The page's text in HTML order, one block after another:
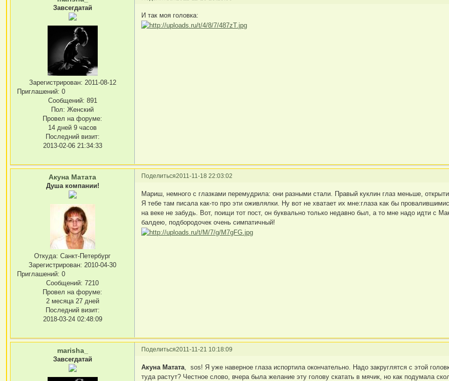
Завсегдатай
Зарегистрирован: 2011-08-12
Приглашений: 0
Сообщений: 891
Пол: Женский
Провел на форуме:
14 дней 9 часов
Последний визит:
2013-02-06 21:34:33
И так моя головка:
Поделиться2011-11-18 22:03:02
Акуна Матата
Душа компании!
Откуда: Санкт-Петербург
Зарегистрирован: 2010-04-30
Приглашений: 0
Сообщений: 7210
Провел на форуме:
2 месяца 27 дней
Последний визит:
2018-03-24 02:48:09
Мариш, немного с глазками перемудрила: они разными стали. Правый куклин глаз меньше,
Я тебе там писала как-то про эти оживлялки. Ну вот не хватает их мне:глаза как бы
на веке не забудь. Вот, поищи тот пост, он буквально только недавно был, а то мне надо идти с
балдею, подбородочек очень симпатичный!
Поделиться2011-11-21 10:18:09
marisha_
Завсегдатай
Акуна Матата , sos! Я уже наверное глаза испортила окончательно. Надо закруглятся с этой
туда растут? Честное слово, вчера была желание эту голову скатать в мячик, но как подумала